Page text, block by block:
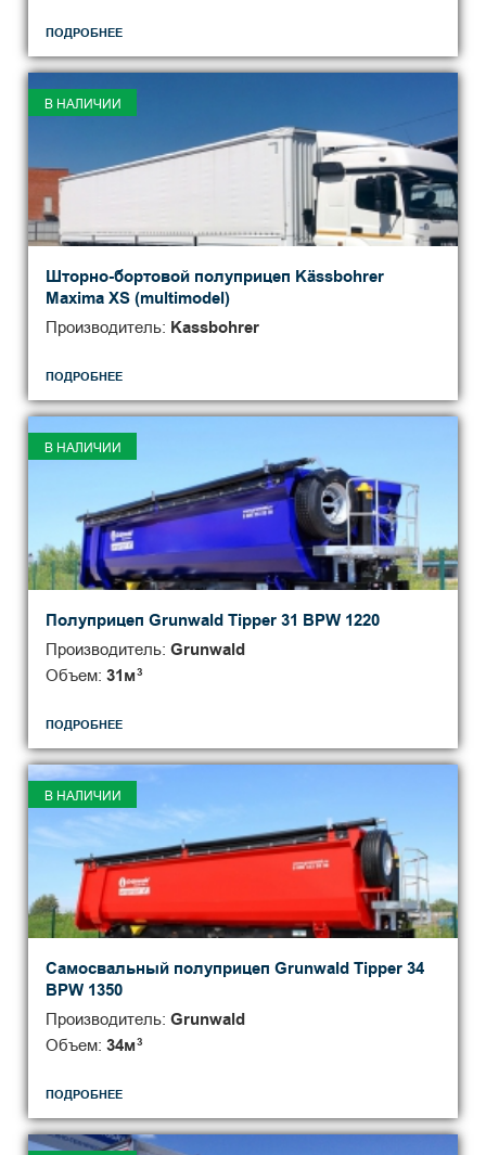
ПОДРОБНЕЕ
В НАЛИЧИИ
Шторно-бортовой полуприцеп Kässbohrer
Мaxima XS (multimodel)
Производитель: Kassbohrer
ПОДРОБНЕЕ
В НАЛИЧИИ
Полуприцеп Grunwald Tipper 31 BPW 1220
Производитель: Grunwald
Объем: 31м3
ПОДРОБНЕЕ
В НАЛИЧИИ
Самосвальный полуприцеп Grunwald Tipper 34
BPW 1350
Производитель: Grunwald
Объем: 34м3
ПОДРОБНЕЕ